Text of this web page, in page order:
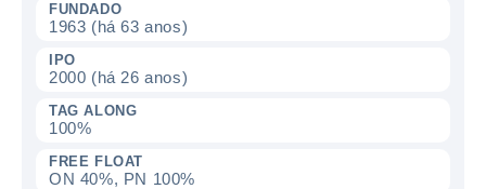
FUNDADO
1963 (há 63 anos)
IPO
2000 (há 26 anos)
TAG ALONG
100%
FREE FLOAT
ON 40%, PN 100%